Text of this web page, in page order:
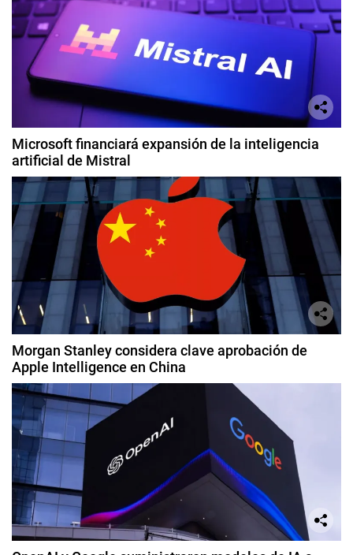
Microsoft financiará expansión de la inteligencia
artificial de Mistral
Morgan Stanley considera clave aprobación de
Apple Intelligence en China